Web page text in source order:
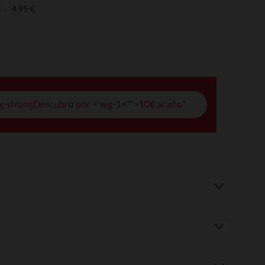
4,95 €
strongDescubro por < wg-1="">10€ al año*